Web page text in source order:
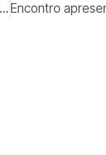
Promoção de negócios para São Paulo no maior evento do setor supermercadista